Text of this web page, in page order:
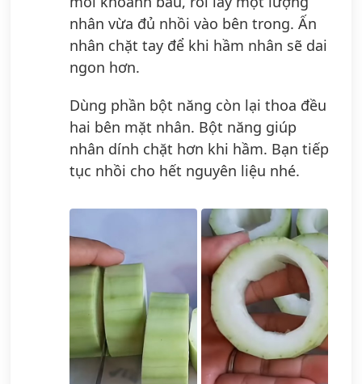
nhân vừa đủ nhồi vào bên trong. Ấn
nhân chặt tay để khi hầm nhân sẽ dai
ngon hơn.
Dùng phần bột năng còn lại thoa đều
hai bên mặt nhân. Bột năng giúp
nhân dính chặt hơn khi hầm. Bạn tiếp
tục nhồi cho hết nguyên liệu nhé.